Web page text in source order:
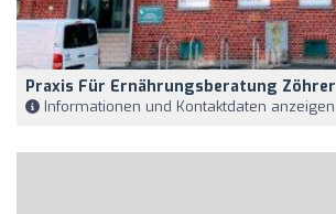
Praxis Für Ernährungsberatung Zöhrer
Informationen und Kontaktdaten anzeigen